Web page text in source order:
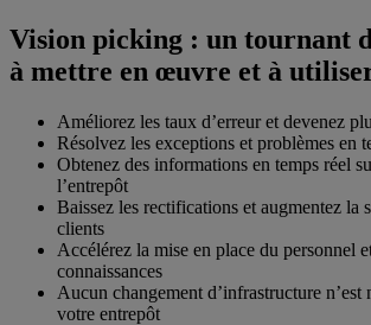
Vision picking : un tournant
à mettre en œuvre et à
Améliorez les taux d’erreur et devenez
Résolvez les exceptions et problèmes en
Obtenez des informations en temps réel
l’entrepôt
Baissez les rectifications et augmentez la
clients
Accélérez la mise en place du personnel
connaissances
Aucun changement d’infrastructure n’est
votre entrepôt